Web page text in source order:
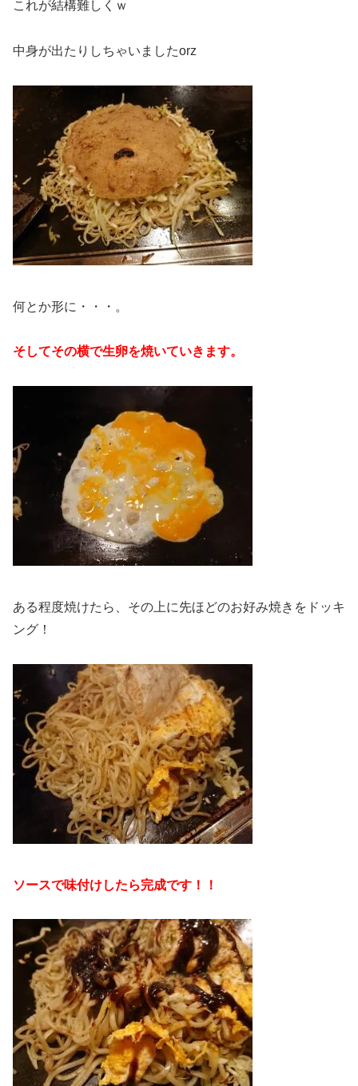
これが結構難しくｗ
中身が出たりしちゃいましたorz
何とか形に・・・。
そしてその横で生卵を焼いていきます。
ある程度焼けたら、その上に先ほどのお好み焼きをドッキ
ング！
ソースで味付けしたら完成です！！